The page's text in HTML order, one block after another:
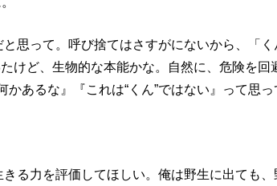
思って。呼び捨てはさすがにないから、「く
けど、生物的な本能かな。自然に、危険を回
かあるな』『これは“くん”ではない』って思っ
る力を評価してほしい。俺は野生に出ても、